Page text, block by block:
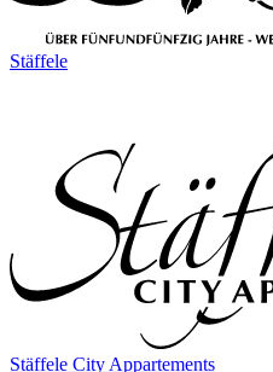
Stäffele
Stäffele City Appartements